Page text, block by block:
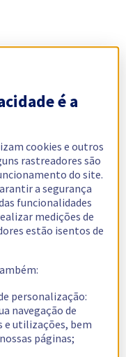
é a
cookies e outros
rastreadores são
do site.
a segurança
funcionalidades
medições de
estão isentos de
personalização:
navegação de
e utilizações, bem
páginas;